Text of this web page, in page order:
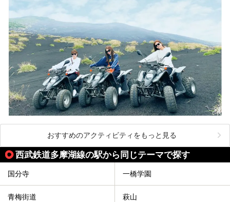
おすすめのアクティビティをもっと見る
西武鉄道多摩湖線の駅から同じテーマで探す
国分寺 一橋学園
青梅街道 萩山